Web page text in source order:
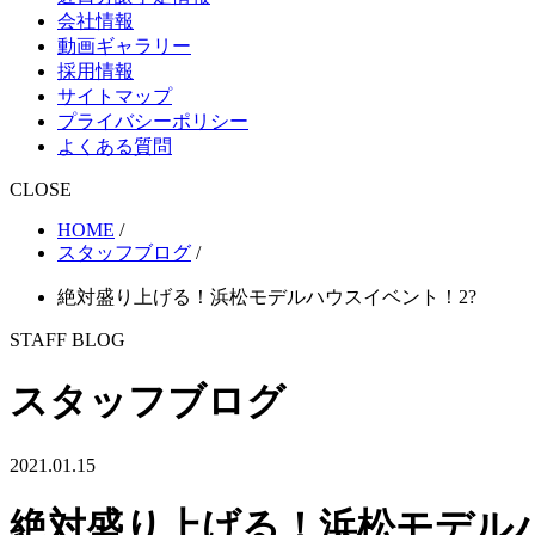
会社情報
動画ギャラリー
採用情報
サイトマップ
プライバシーポリシー
よくある質問
CLOSE
HOME /
スタッフブログ /
絶対盛り上げる！浜松モデルハウスイベント！2?
STAFF BLOG
スタッフブログ
2021.01.15